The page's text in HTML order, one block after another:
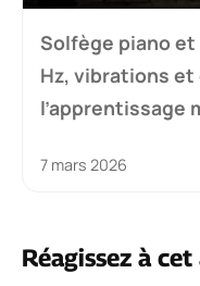
Solfège piano
Hz, vibrations
l’apprentissage
7 mars 2026
Réagissez à